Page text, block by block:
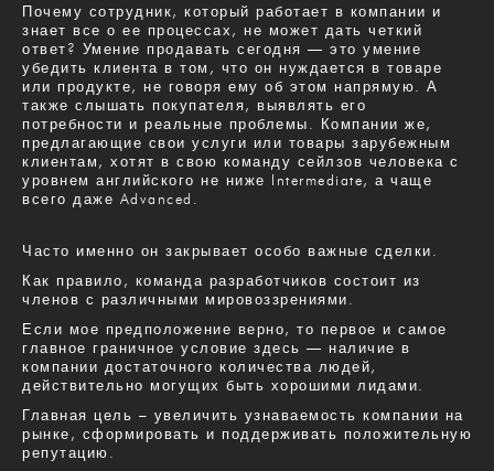
Почему сотрудник, который работает в компании и
знает все о ее процессах, не может дать четкий
ответ? Умение продавать сегодня — это умение
убедить клиента в том, что он нуждается в товаре
или продукте, не говоря ему об этом напрямую. А
также слышать покупателя, выявлять его
потребности и реальные проблемы. Компании же,
предлагающие свои услуги или товары зарубежным
клиентам, хотят в свою команду сейлзов человека с
уровнем английского не ниже Intermediate, а чаще
всего даже Advanced.
Часто именно он закрывает особо важные сделки.
Как правило, команда разработчиков состоит из
членов с различными мировоззрениями.
Если мое предположение верно, то первое и самое
главное граничное условие здесь — наличие в
компании достаточного количества людей,
действительно могущих быть хорошими лидами.
Главная цель – увеличить узнаваемость компании на
рынке, сформировать и поддерживать положительную
репутацию.